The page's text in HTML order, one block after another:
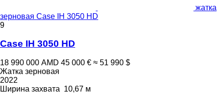
жатка
зерновая Case IH 3050 HD
9
Case IH 3050 HD
18 990 000 AMD 45 000 € ≈ 51 990 $
Жатка зерновая
2022
Ширина захвата 10,67 м